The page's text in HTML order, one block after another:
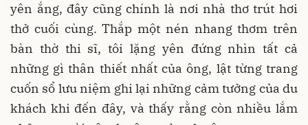
yên ắng, đây cũng chính là nơi nhà thơ trút hơi
thở cuối cùng. Thắp một nén nhang thơm trên
bàn thờ thi sĩ, tôi lặng yên đứng nhìn tất cả
những gì thân thiết nhất của ông, lật từng trang
cuốn sổ lưu niệm ghi lại những cảm tưởng của du
khách khi đến đây, và thấy rằng còn nhiều lắm